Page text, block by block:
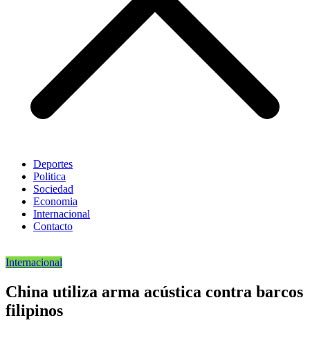
Deportes
Politica
Sociedad
Economia
Internacional
Contacto
Internacional
China utiliza arma acústica contra barcos
filipinos